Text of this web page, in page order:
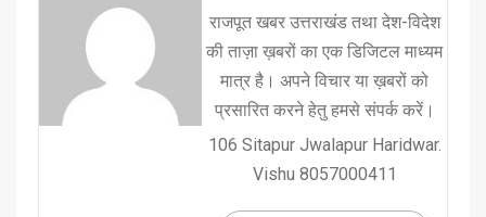
राजपूत खबर उत्तराखंड तथा देश-विदेश
की ताज़ा ख़बरों का एक डिजिटल माध्यम
मात्र है। अपने विचार या ख़बरों को
प्रसारित करने हेतु हमसे संपर्क करें।
106 Sitapur Jwalapur Haridwar.
Vishu 8057000411